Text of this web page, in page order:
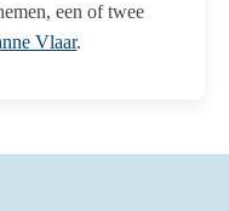
een of twee
Vlaar.